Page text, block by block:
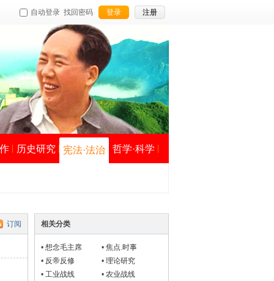
自动登录 找回密码 登录 注册
历史研究 宪法·法治 哲学·科学
订阅 相关分类
• 想念毛主席 • 焦点.时事
• 反帝反修 • 理论研究
• 工业战线 • 农业战线